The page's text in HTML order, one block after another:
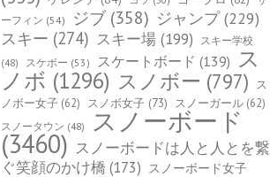
ーフィン (54) ジブ (358) ジャンプ(229)
スキー (274) スキー場 (199)
スキー学校
(48)
スケボー (53) スケートボード (139) ス
ノボ (1296) スノボー (797)
ス
ノボー女子 (62) スノボ女子 (73) スノーガール (62)
スノータウン (48) スノーボード
(3460) スノーボードは人と人とを繋
ぐ笑顔のかけ橋 (173) スノーボード女子